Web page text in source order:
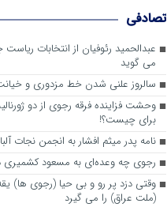
تصادفی
عبدالحمید رئوفیان از انتخابات
می گوید
سالروز علنی شدن خط مزدوری و
وحشت فزاینده فرقه رجوی از دو
برای چیست؟!
نامه پدر میثم افشار به انجمن نجات
رجوی چه وعده‌ای به مسعود کشمیری
وقتی دزد پر رو و بی حیا (رجوی ها)
(ملت عراق) را می گیرد